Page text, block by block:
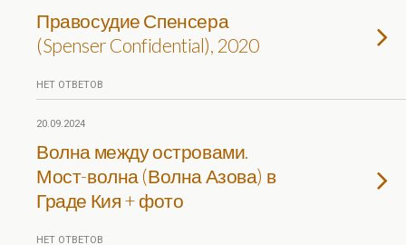
Правосудие Спенсера
(Spenser Confidential), 2020
НЕТ ОТВЕТОВ
20.09.2024
Волна между островами.
Мост-волна (Волна Азова) в
Граде Кия + фото
НЕТ ОТВЕТОВ